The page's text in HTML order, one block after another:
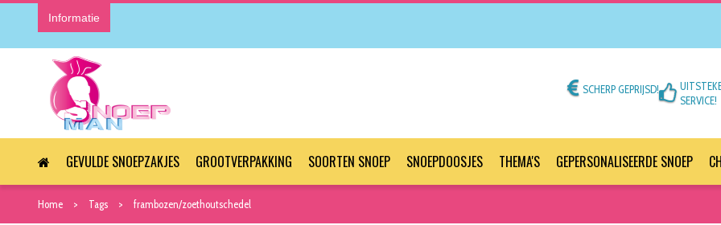
Informatie
SCHERP GEPRIJSD!
SERVICE!
GEVULDE SNOEPZAKJES GROOTVERPAKKING SOORTEN SNOEP SNOEPDOOSJES THEMA'S GEPERSONALISEERDE SNOEP
Home Tags frambozen/zoethoutschedel